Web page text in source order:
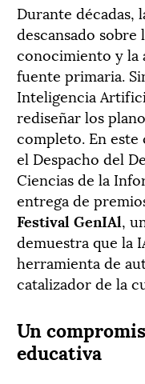
Durante décadas,
descansado
conocimiento y la
fuente primaria.
Inteligencia
rediseñar los
completo. En
el Despacho del
Ciencias de la
entrega de
Festival GenIAl,
demuestra que la
herramienta de
catalizador de la
Un
educativa